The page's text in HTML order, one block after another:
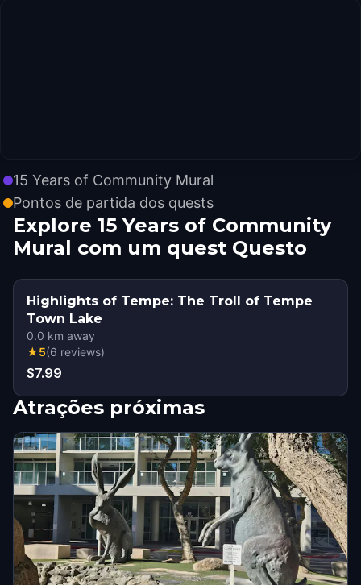
15 Years of Community Mural
Pontos de partida dos quests
Explore 15 Years of Community
Mural com um quest Questo
Highlights of Tempe: The Troll of Tempe
Town Lake
0.0 km away
★5(6 reviews)
$7.99
Atrações próximas